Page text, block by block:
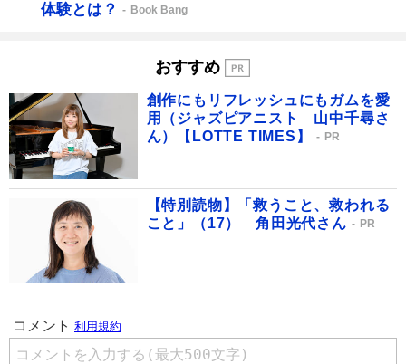
体験とは？
Book Bang
おすすめ
創作にもリフレッシュにもガムを愛
用（ジャズピアニスト 山中千尋さ
ん）【LOTTE TIMES】
PR
【特別読物】「救うこと、救われる
こと」（17） 角田光代さん
PR